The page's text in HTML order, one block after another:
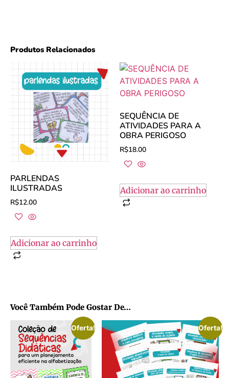
Produtos Relacionados
PARLENDAS
ILUSTRADAS
R$12.00
Adicionar ao carrinho
SEQUÊNCIA DE
ATIVIDADES PARA A
OBRA PERIGOSO
R$18.00
Adicionar ao carrinho
Você Também Pode Gostar De…
Oferta! Oferta!